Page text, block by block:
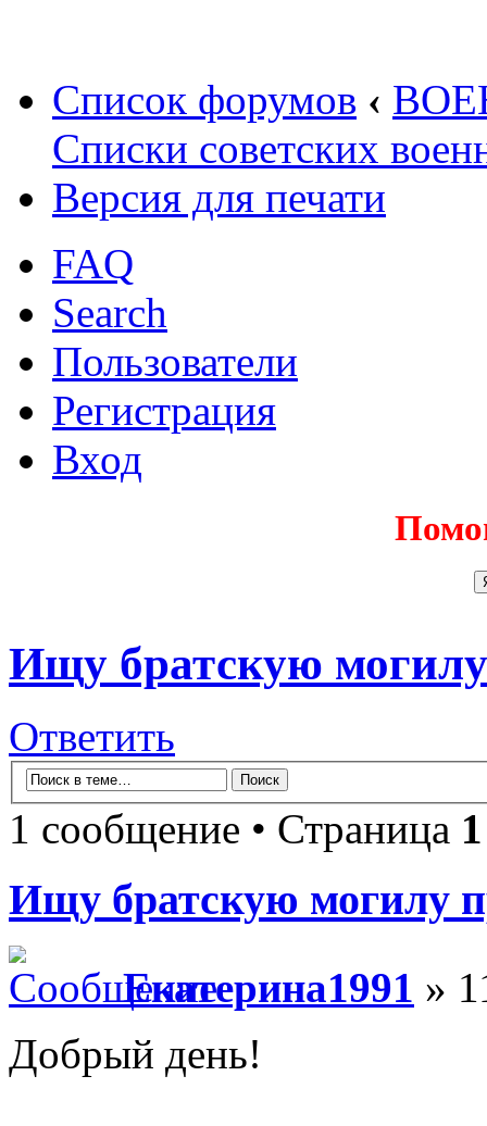
Список форумов ‹
Списки советских
Версия для печати
FAQ
Search
Пользователи
Регистрация
Вход
Ищу братскую
Ответить
1 сообщение • Страница 1
Ищу братскую могилу
Екатерина1991 »
Добрый день!